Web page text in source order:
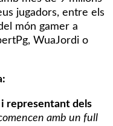
jugadors, entre els
món gamer a
WuaJordi o
representant dels
amb un full